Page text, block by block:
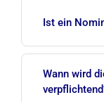
Service
100.000
effektive
deutlich
Ist ein
der
Wann wird